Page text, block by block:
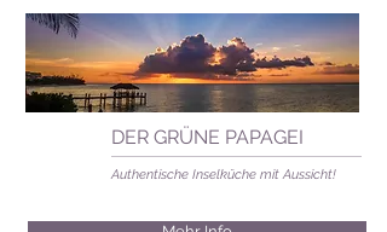
DER GRÜNE PAPAGEI
Authentische Inselküche mit Aussicht!